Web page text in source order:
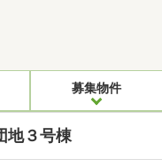
募集物件
地３号棟